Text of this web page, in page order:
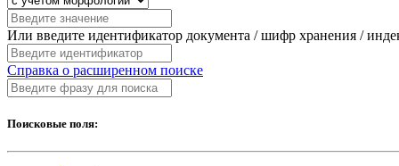
Или введите идентификатор документа / шифр хранения /
Справка о расширенном поиске
Поисковые поля: